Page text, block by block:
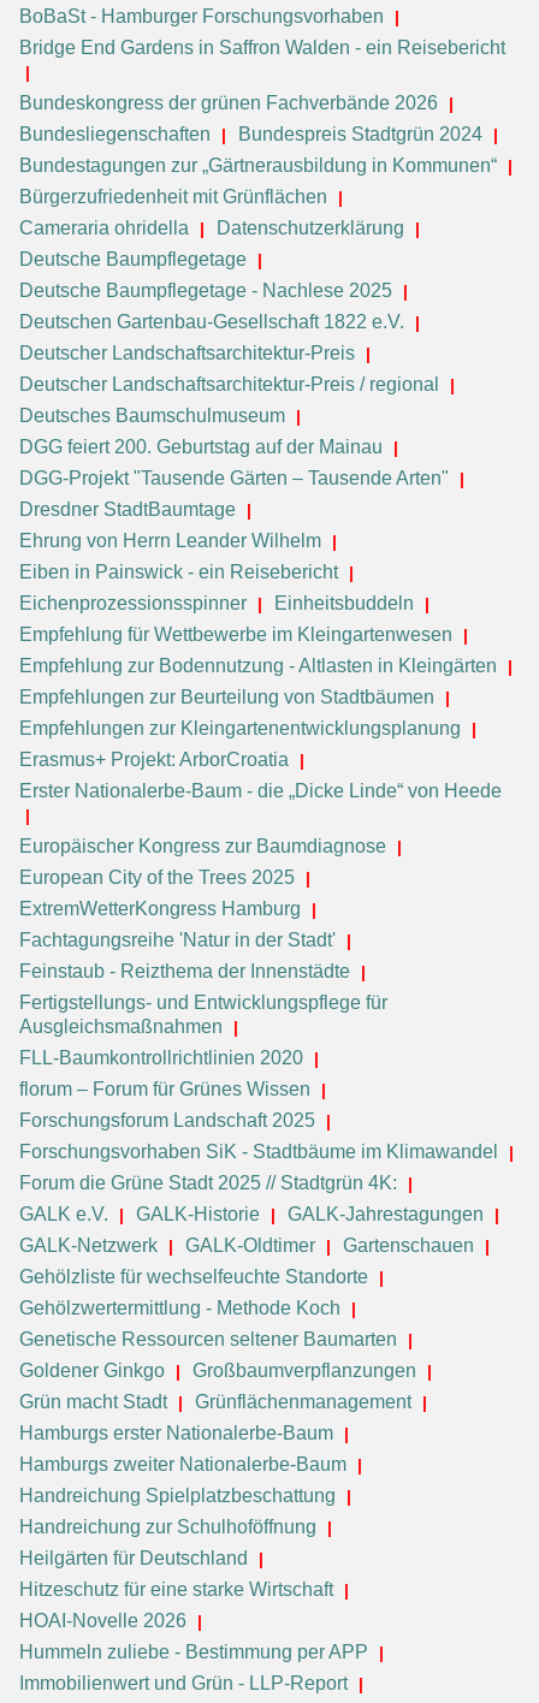
BoBaSt - Hamburger Forschungsvorhaben
Bridge End Gardens in Saffron Walden - ein Reisebericht
Bundeskongress der grünen Fachverbände 2026
Bundesliegenschaften
Bundespreis Stadtgrün 2024
Bundestagungen zur „Gärtnerausbildung in Kommunen“
Bürgerzufriedenheit mit Grünflächen
Cameraria ohridella
Datenschutzerklärung
Deutsche Baumpflegetage
Deutsche Baumpflegetage - Nachlese 2025
Deutschen Gartenbau-Gesellschaft 1822 e.V.
Deutscher Landschaftsarchitektur-Preis
Deutscher Landschaftsarchitektur-Preis / regional
Deutsches Baumschulmuseum
DGG feiert 200. Geburtstag auf der Mainau
DGG-Projekt "Tausende Gärten – Tausende Arten"
Dresdner StadtBaumtage
Ehrung von Herrn Leander Wilhelm
Eiben in Painswick - ein Reisebericht
Eichenprozessionsspinner
Einheitsbuddeln
Empfehlung für Wettbewerbe im Kleingartenwesen
Empfehlung zur Bodennutzung - Altlasten in Kleingärten
Empfehlungen zur Beurteilung von Stadtbäumen
Empfehlungen zur Kleingartenentwicklungsplanung
Erasmus+ Projekt: ArborCroatia
Erster Nationalerbe-Baum - die „Dicke Linde“ von Heede
Europäischer Kongress zur Baumdiagnose
European City of the Trees 2025
ExtremWetterKongress Hamburg
Fachtagungsreihe 'Natur in der Stadt'
Feinstaub - Reizthema der Innenstädte
Fertigstellungs- und Entwicklungspflege für
Ausgleichsmaßnahmen
FLL-Baumkontrollrichtlinien 2020
florum – Forum für Grünes Wissen
Forschungsforum Landschaft 2025
Forschungsvorhaben SiK - Stadtbäume im Klimawandel
Forum die Grüne Stadt 2025 // Stadtgrün 4K:
GALK e.V.
GALK-Historie
GALK-Jahrestagungen
GALK-Netzwerk
GALK-Oldtimer
Gartenschauen
Gehölzliste für wechselfeuchte Standorte
Gehölzwertermittlung - Methode Koch
Genetische Ressourcen seltener Baumarten
Goldener Ginkgo
Großbaumverpflanzungen
Grün macht Stadt
Grünflächenmanagement
Hamburgs erster Nationalerbe-Baum
Hamburgs zweiter Nationalerbe-Baum
Handreichung Spielplatzbeschattung
Handreichung zur Schulhoföffnung
Heilgärten für Deutschland
Hitzeschutz für eine starke Wirtschaft
HOAI-Novelle 2026
Hummeln zuliebe - Bestimmung per APP
Immobilienwert und Grün - LLP-Report